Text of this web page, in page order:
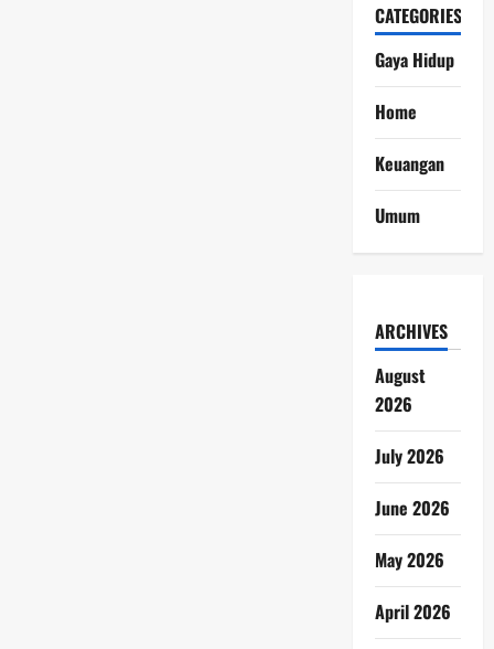
CATEGORIES
Gaya Hidup
Home
Keuangan
Umum
ARCHIVES
August
2026
July 2026
June 2026
May 2026
April 2026